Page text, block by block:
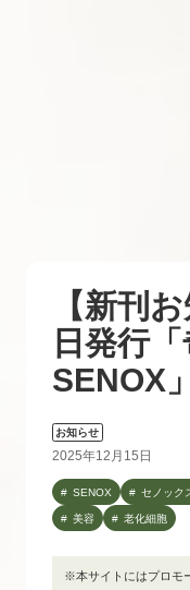
【新刊
日発行
SENOX」
お知らせ
2025年12月15日
SENOX セノック
美容 老化細胞
※本サイトにはプロモ